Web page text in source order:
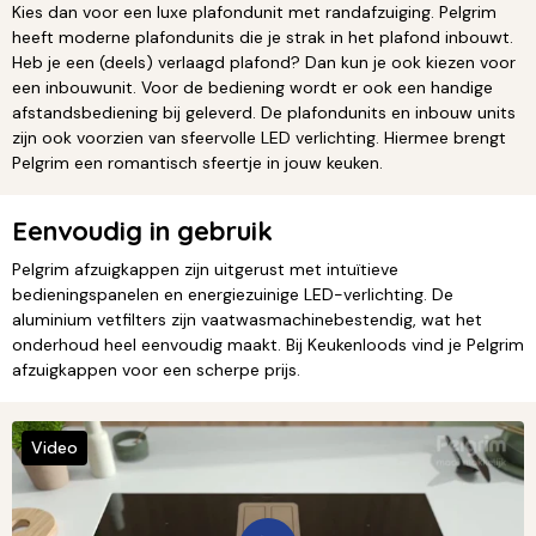
Kies dan voor een luxe plafondunit met randafzuiging. Pelgrim
heeft moderne plafondunits die je strak in het plafond inbouwt.
Heb je een (deels) verlaagd plafond? Dan kun je ook kiezen voor
een inbouwunit. Voor de bediening wordt er ook een handige
afstandsbediening bij geleverd. De plafondunits en inbouw units
zijn ook voorzien van sfeervolle LED verlichting. Hiermee brengt
Pelgrim een romantisch sfeertje in jouw keuken.
Eenvoudig in gebruik
Pelgrim afzuigkappen zijn uitgerust met intuïtieve
bedieningspanelen en energiezuinige LED-verlichting. De
aluminium vetfilters zijn vaatwasmachinebestendig, wat het
onderhoud heel eenvoudig maakt. Bij Keukenloods vind je Pelgrim
afzuigkappen voor een scherpe prijs.
Video